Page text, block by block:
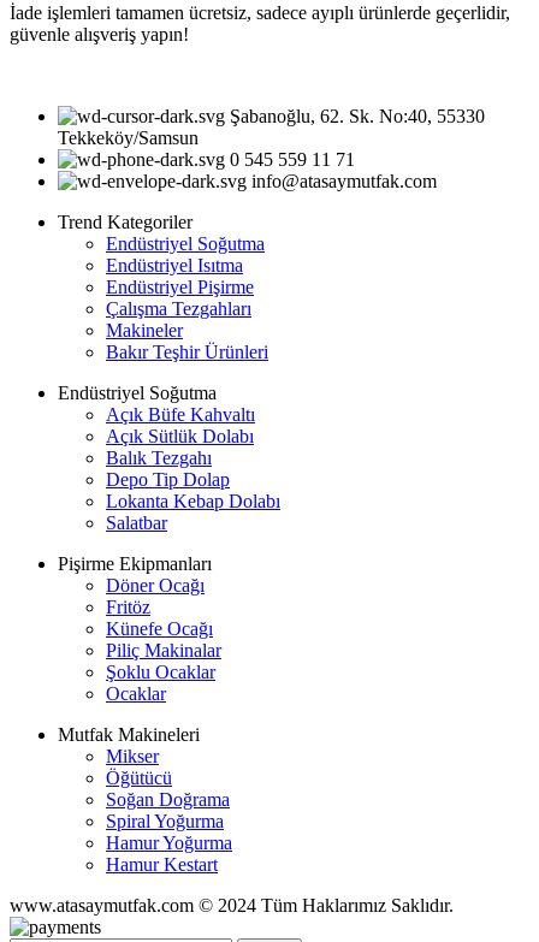
İade işlemleri tamamen ücretsiz, sadece ayıplı ürünlerde geçerlidir,
güvenle alışveriş yapın!
Şabanoğlu, 62. Sk. No:40, 55330
Tekkeköy/Samsun
0 545 559 11 71
info@atasaymutfak.com
Trend Kategoriler
Endüstriyel Soğutma
Endüstriyel Isıtma
Endüstriyel Pişirme
Çalışma Tezgahları
Makineler
Bakır Teşhir Ürünleri
Endüstriyel Soğutma
Açık Büfe Kahvaltı
Açık Sütlük Dolabı
Balık Tezgahı
Depo Tip Dolap
Lokanta Kebap Dolabı
Salatbar
Pişirme Ekipmanları
Döner Ocağı
Fritöz
Künefe Ocağı
Piliç Makinalar
Şoklu Ocaklar
Ocaklar
Mutfak Makineleri
Mikser
Öğütücü
Soğan Doğrama
Spiral Yoğurma
Hamur Yoğurma
Hamur Kestart
www.atasaymutfak.com © 2024 Tüm Haklarımız Saklıdır.